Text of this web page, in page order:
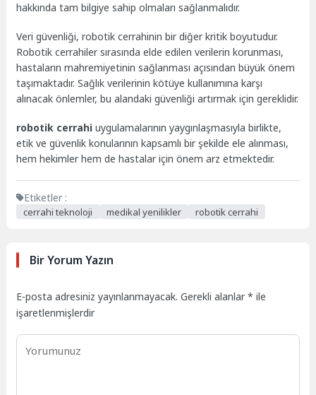
hakkında tam bilgiye sahip olmaları sağlanmalıdır.
Veri güvenliği, robotik cerrahinin bir diğer kritik boyutudur.
Robotik cerrahiler sırasında elde edilen verilerin korunması,
hastaların mahremiyetinin sağlanması açısından büyük önem
taşımaktadır. Sağlık verilerinin kötüye kullanımına karşı
alınacak önlemler, bu alandaki güvenliği artırmak için gereklidir.
robotik cerrahi uygulamalarının yaygınlaşmasıyla birlikte,
etik ve güvenlik konularının kapsamlı bir şekilde ele alınması,
hem hekimler hem de hastalar için önem arz etmektedir.
Etiketler :
cerrahi teknoloji medikal yenilikler robotik cerrahi
Bir Yorum Yazın
E-posta adresiniz yayınlanmayacak. Gerekli alanlar* ile
işaretlenmişlerdir